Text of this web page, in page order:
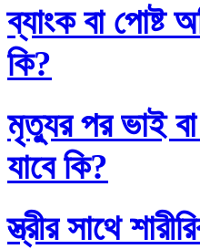
ব্যাংক বা পোষ্ট
কি?
মৃত্যুর পর ভাই
যাবে কি?
স্ত্রীর সাথে